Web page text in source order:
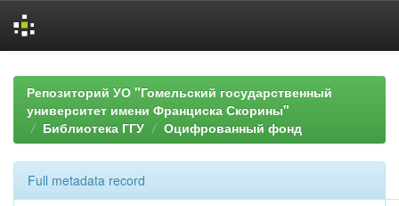
navigationРепозиторий УО "Гомельский государственный
университет имени Франциска Скорины"
Библиотека ГГУ
Оцифрованный фонд
Full metadata record